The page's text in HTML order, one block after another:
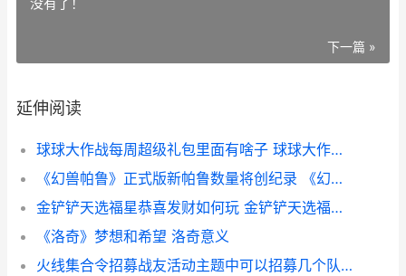
下一篇 »
延伸阅读
球球大作战每周超级礼包里面有啥子 球球大作战每周福利站在哪
《幻兽帕鲁》正式版新帕鲁数量将创纪录 《幻兽帕鲁》正版下载
金铲铲天选福星恭喜发财如何玩 金铲铲天选福星神器适配
《洛奇》梦想和希望 洛奇意义
火线集合令招募战友活动主题中可以招募几个队友 火线最新抽奖活动